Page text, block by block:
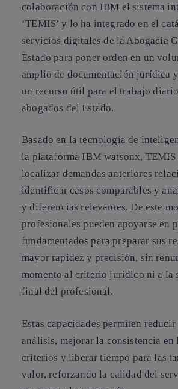
colaboración con IBM el sistema
‘TEMIS’ y lo ha integrado en el
servicios digitales de la Abogacía
Estado para poner orden en un
amplio de documentación jurídica
un recurso útil para el trabajo
abogados del Estado.
Basado en la tecnología de
la plataforma IBM watsonx, TEMIS
localizar demandas anteriores
identificar casos comparables y
y diferencias relevantes. De este
profesionales pueden apoyarse en
fundamentados para preparar sus
mayor rapidez y precisión, sin
momento al criterio jurídico ni a la
final del profesional.
Estas capacidades permiten
análisis, mejorar la consistencia en
criterios y liberar tiempo para las
valor, reforzando la calidad del